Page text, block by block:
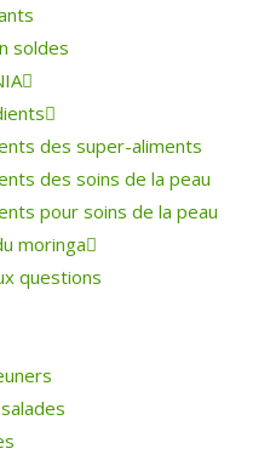
soldes
des super-aliments
des soins de la peau
pour soins de la peau
moringa
questions